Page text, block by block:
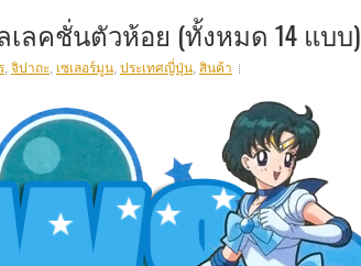
ลคชั่นตัวห้อย (ทั้งหมด 14 แบบ)
, จิปาถะ, เซเลอร์มูน, ประเทศญี่ปุ่น, สินค้า